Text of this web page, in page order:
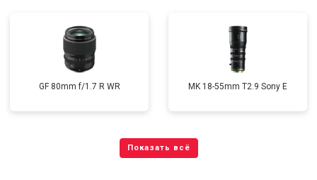
GF 80mm f/1.7 R WR MK 18-55mm T2.9 Sony E